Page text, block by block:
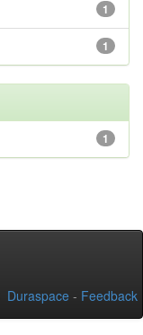
1
1
1
Duraspace - Feedback